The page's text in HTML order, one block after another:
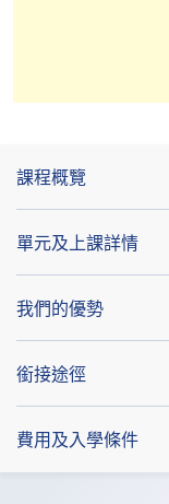
近年平均合格
一年級）學生
課程概覽
單元及上課詳情
我們的優勢
銜接途徑
費用及入學條件